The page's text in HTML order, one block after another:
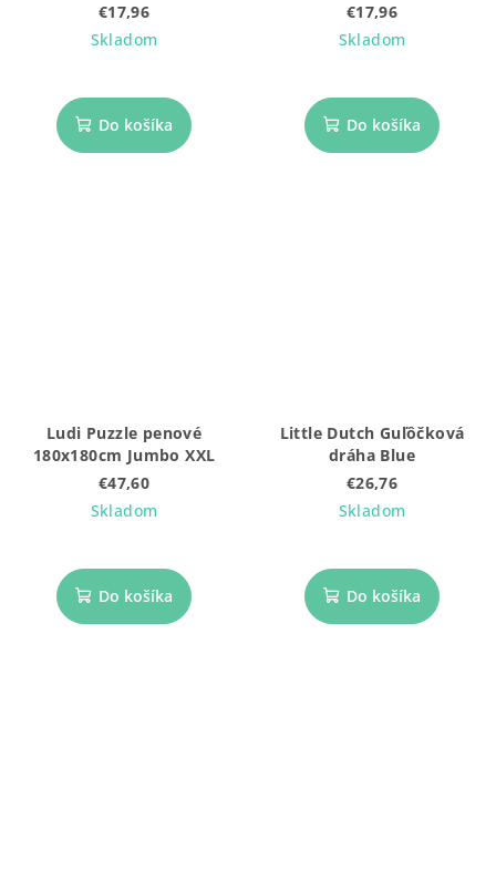
€17,96
Skladom
Do košíka
€17,96
Skladom
Do košíka
Ludi Puzzle penové
180x180cm Jumbo XXL
€47,60
Skladom
Do košíka
Little Dutch Guľôčková
dráha Blue
€26,76
Skladom
Do košíka